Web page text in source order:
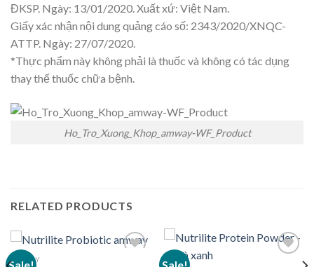
ĐKSP. Ngày: 13/01/2020. Xuất xứ: Việt Nam.
Giấy xác nhận nội dung quảng cáo số: 2343/2020/XNQC-
ATTP. Ngày: 27/07/2020.
*Thực phẩm này không phải là thuốc và không có tác dụng
thay thế thuốc chữa bệnh.
Ho_Tro_Xuong_Khop_amway-WF_Product
RELATED PRODUCTS
AMWAY